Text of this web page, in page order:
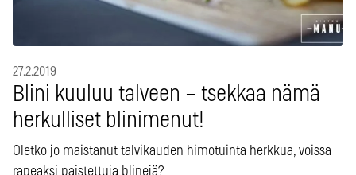
27.2.2019
Blini kuuluu talveen – tsekkaa nämä
herkulliset blinimenut!
Oletko jo maistanut talvikauden himotuinta herkkua, voissa
rapeaksi paistettuja blinejä?